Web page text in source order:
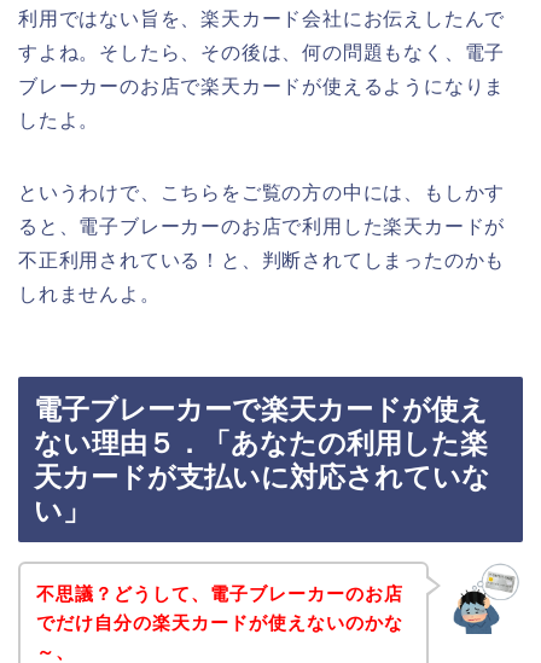
利用ではない旨を、楽天カード会社にお伝えしたんで
すよね。そしたら、その後は、何の問題もなく、電子
ブレーカーのお店で楽天カードが使えるようになりま
したよ。
というわけで、こちらをご覧の方の中には、もしかす
ると、電子ブレーカーのお店で利用した楽天カードが
不正利用されている！と、判断されてしまったのかも
しれませんよ。
電子ブレーカーで楽天カードが使え
ない理由５．「あなたの利用した楽
天カードが支払いに対応されていな
い」
不思議？どうして、電子ブレーカーのお店
でだけ自分の楽天カードが使えないのかな
～、